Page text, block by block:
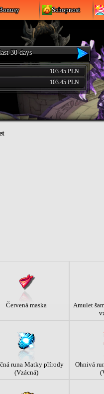
Schopnost
30 days
103.45 PLN
103.45 PLN
Červená maska
Amulet
runa Matky přírody
(Vzácná)
Ohnivá